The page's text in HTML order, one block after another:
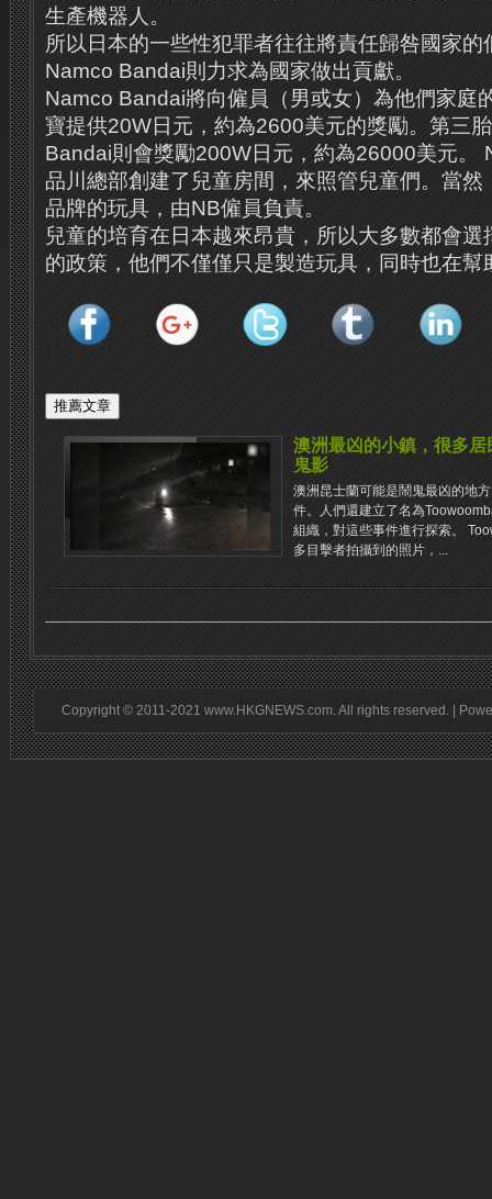
生產機器人。
所以日本的一些性犯罪者往往將責任歸咎國家
Namco Bandai則力求為國家做出貢獻。
Namco Bandai將向僱員（男或女）為他們家庭
寶提供20W日元，約為2600美元的獎勵。 第三
Bandai則會獎勵200W日元，約為26000美元。
品川總部創建了兒童房間，來照管兒童們。 當然
品牌的玩具，由NB僱員負責。
兒童的培育在日本越來昂貴，所以大多數都會選
的政策，他們不僅僅只是製造玩具，同時也在幫
澳洲最凶的小鎮，很多
鬼影
澳洲昆士蘭可能是鬧鬼最凶的地
件。人們還建立了名為
組織，對這些事件進行探索。
多目擊者拍攝到的照片，...
Copyright © 2011-2021 www.HKGNEWS.com. All rights reserved. |